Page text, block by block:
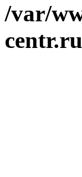
/var/